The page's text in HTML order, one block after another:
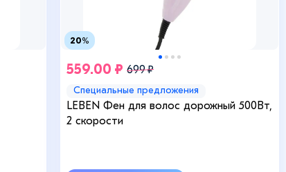
20%
559.00 ₽ 699 ₽
Специальные предложения
LEBEN Фен для волос дорожный 500Вт,
2 скорости